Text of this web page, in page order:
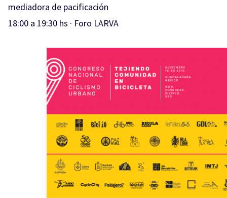
mediadora de pacificación
18:00 a 19:30 hs · Foro LARVA